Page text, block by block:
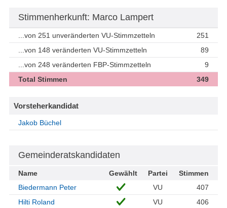
Stimmenherkunft: Marco Lampert
...von 251 unveränderten VU-Stimmzetteln
251
...von 148 veränderten VU-Stimmzetteln
89
...von 248 veränderten FBP-Stimmzetteln
9
Total Stimmen
349
Vorsteherkandidat
Jakob Büchel
Gemeinderatskandidaten
Name Gewählt Partei
Stimmen
Biedermann Peter
VU
407
Hilti Roland
VU 406